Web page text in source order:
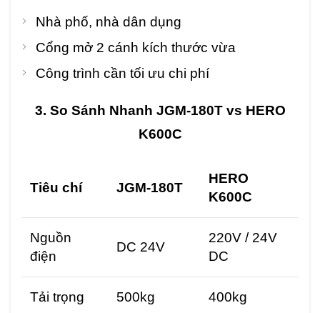
Nhà phố, nhà dân dụng
Cổng mở 2 cánh kích thước vừa
Công trình cần tối ưu chi phí
3. So Sánh Nhanh JGM-180T vs HERO
K600C
Tiêu chí JGM-180T
HERO
K600C
Nguồn
điện
DC 24V
220V / 24V
DC
Tải trọng 500kg 400kg